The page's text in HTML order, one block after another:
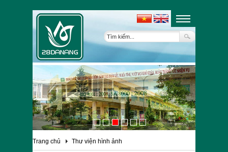
Trang chủ Thư viện hình ảnh